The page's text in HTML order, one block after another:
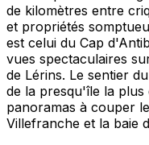
de kilomètres entre
et propriétés
est celui du Cap
vues spectaculaires
de Lérins. Le sentier
de la presqu'île la
panoramas à couper
Villefranche et la baie